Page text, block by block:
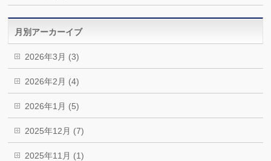
月別アーカーイブ
2026年3月 (3)
2026年2月 (4)
2026年1月 (5)
2025年12月 (7)
2025年11月 (1)